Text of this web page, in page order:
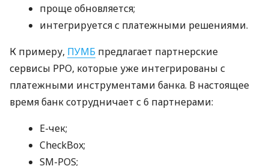
проще обновляется;
интегрируется с платежными решениями.
К примеру, ПУМБ предлагает партнерские
сервисы РРО, которые уже интегрированы с
платежными инструментами банка. В настоящее
время банк сотрудничает с 6 партнерами:
E-чек;
CheckBox;
SM-POS;